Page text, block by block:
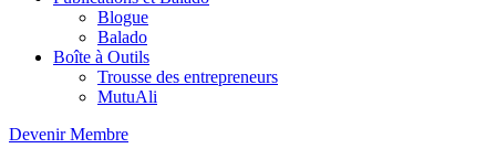
Blogue
Balado
Boîte à Outils
Trousse des entrepreneurs
MutuAli
Devenir Membre